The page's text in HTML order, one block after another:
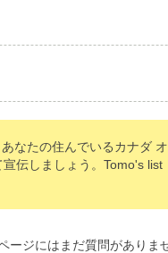
なたの住んでいるカナダ
伝しましょう。Tomo's
ージにはまだ質問がありま